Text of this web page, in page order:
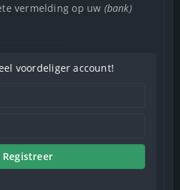
vermelding op uw (bank)
voordeliger account!
Registreer